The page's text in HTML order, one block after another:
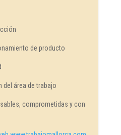
de producto
del área de trabajo
comprometidas y con